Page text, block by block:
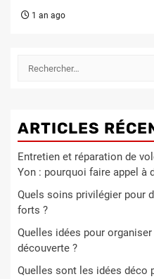
1 an ago
Rechercher :
ARTICLES
Entretien et réparation de
Yon : pourquoi faire appel à
Quels soins privilégier pour
forts ?
Quelles idées pour
découverte ?
Quelles sont les idées déco